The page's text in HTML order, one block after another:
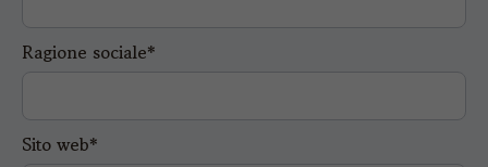
Ragione sociale*
Sito web*